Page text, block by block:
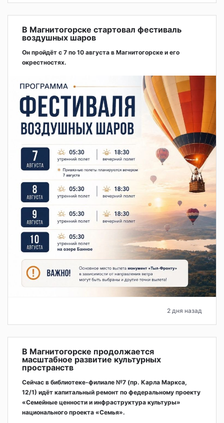
В Магнитогорске стартовал фестиваль
воздушных шаров
Он пройдёт с 7 по 10 августа в Магнитогорске и его
окрестностях.
2 дня назад
В Магнитогорске продолжается
масштабное развитие культурных
пространств
Сейчас в библиотеке-филиале №7 (пр. Карла Маркса,
12/1) идёт капитальный ремонт по федеральному проекту
«Семейные ценности и инфраструктура культуры»
национального проекта «Семья».